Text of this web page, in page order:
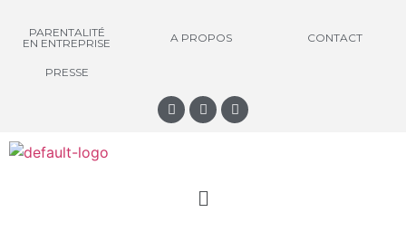
PARENTALITÉ
EN ENTREPRISE
A PROPOS CONTACT
PRESSE